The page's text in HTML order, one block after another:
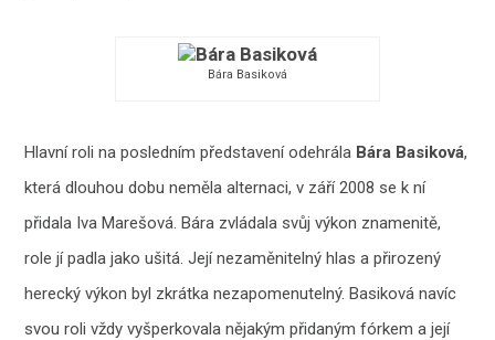
Bára Basiková
Hlavní roli na posledním představení odehrála Bára Basiková,
která dlouhou dobu neměla alternaci, v září 2008 se k ní
přidala Iva Marešová. Bára zvládala svůj výkon znamenitě,
role jí padla jako ušitá. Její nezaměnitelný hlas a přirozený
herecký výkon byl zkrátka nezapomenutelný. Basiková navíc
svou roli vždy vyšperkovala nějakým přidaným fórkem a její